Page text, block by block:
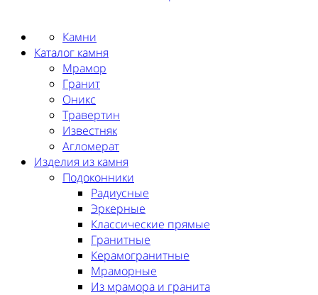
Камни
Каталог камня
Мрамор
Гранит
Оникс
Травертин
Известняк
Агломерат
Изделия из камня
Подоконники
Радиусные
Эркерные
Классические прямые
Гранитные
Керамогранитные
Мраморные
Из мрамора и гранита